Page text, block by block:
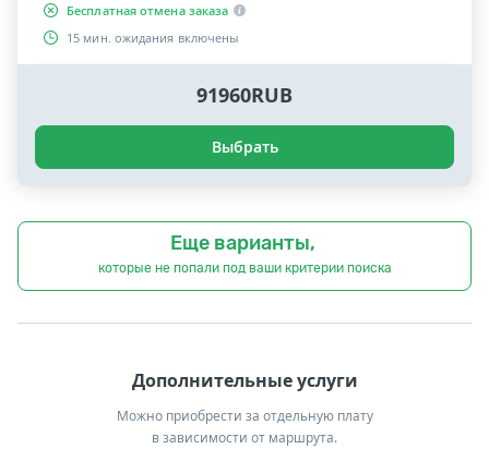
Бесплатная отмена заказа
15 мин. ожидания включены
91960RUB
Выбрать
Еще варианты,
которые не попали под ваши критерии поиска
Дополнительные услуги
Можно приобрести за отдельную плату
в зависимости от маршрута.